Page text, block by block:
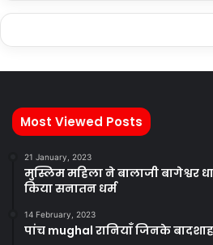
Most Viewed Posts
21 January, 2023
मुस्लिम महिला ने बालाजी बागेश्वर
किया सनातन धर्म
14 February, 2023
पांच mughal रानियाँ जिनके